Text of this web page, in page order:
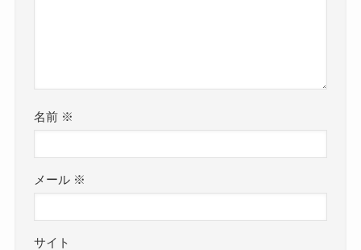
名前 ※
メール ※
サイト